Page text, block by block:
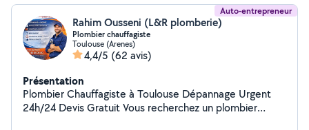
Auto-entrepreneur
Rahim Ousseni (L&R plomberie)
Plombier chauffagiste
Toulouse (Arenes)
4,4/5 (62 avis)
Présentation
Plombier Chauffagiste à Toulouse Dépannage Urgent
24h/24 Devis Gratuit Vous recherchez un plombier